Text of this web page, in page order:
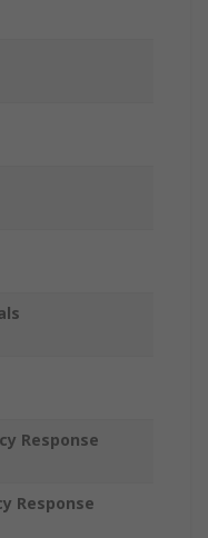
Response
Response